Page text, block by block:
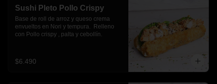
Sushi Pleto Pollo Crispy
Base de roll de arroz y queso crema
envueltos en Nori y tempura.  Relleno
con Pollo crispy , palta y cebollín.
$6.490